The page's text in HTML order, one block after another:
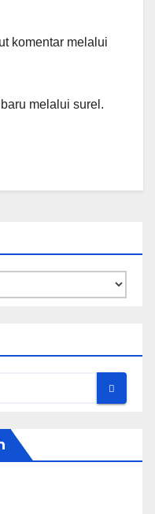
komentar melalui
melalui surel.